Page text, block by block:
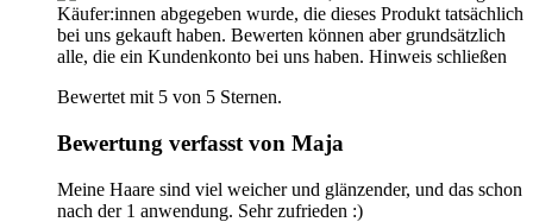
Käufer:innen abgegeben wurde, die dieses Produkt tatsächlich
bei uns gekauft haben. Bewerten können aber grundsätzlich
alle, die ein Kundenkonto bei uns haben. Hinweis schließen
Bewertet mit 5 von 5 Sternen.
Bewertung verfasst von Maja
Meine Haare sind viel weicher und glänzender, und das schon
nach der 1 anwendung. Sehr zufrieden :)